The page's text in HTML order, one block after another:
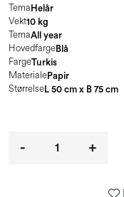
Tema Helår
Vekt10 kg
TemaAll year
HovedfargeBlå
FargeTurkis
MaterialePapir
StørrelseL 50 cm x B 75 cm
- +